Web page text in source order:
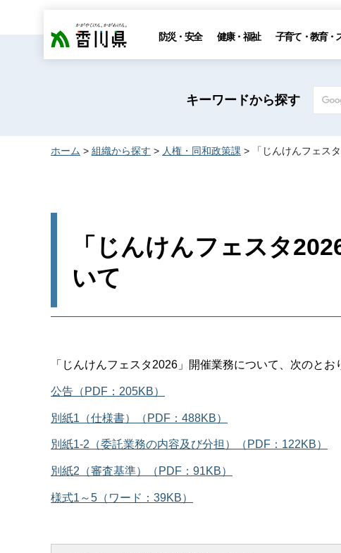
香川県 防災・安全 健康・福祉 子育て・教育・
キーワードから探す
ホーム > 組織から探す > 人権・同和政策課 > 「じんけんフェス
「じんけんフェスタ
いて
「じんけんフェスタ2026」開催業務について、次のと
公告（PDF：205KB）
別紙1（仕様書）（PDF：488KB）
別紙1-2（委託業務の内容及び分担）（PDF：122KB）
別紙2（審査基準）（PDF：91KB）
様式1～5（ワード：39KB）